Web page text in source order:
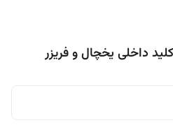
داخلی یخچال و فریزر